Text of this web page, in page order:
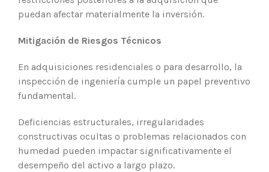
puedan afectar materialmente la inversión.
Mitigación de Riesgos Técnicos
En adquisiciones residenciales o para desarrollo, la
inspección de ingeniería cumple un papel preventivo
fundamental.
Deficiencias estructurales, irregularidades
constructivas ocultas o problemas relacionados con
humedad pueden impactar significativamente el
desempeño del activo a largo plazo.